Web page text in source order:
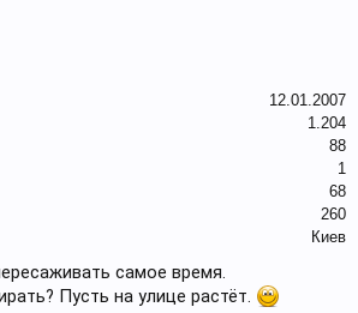
12.01.2007
1.204
88
1
68
260
Киев
самое время.
Пусть на улице растёт.